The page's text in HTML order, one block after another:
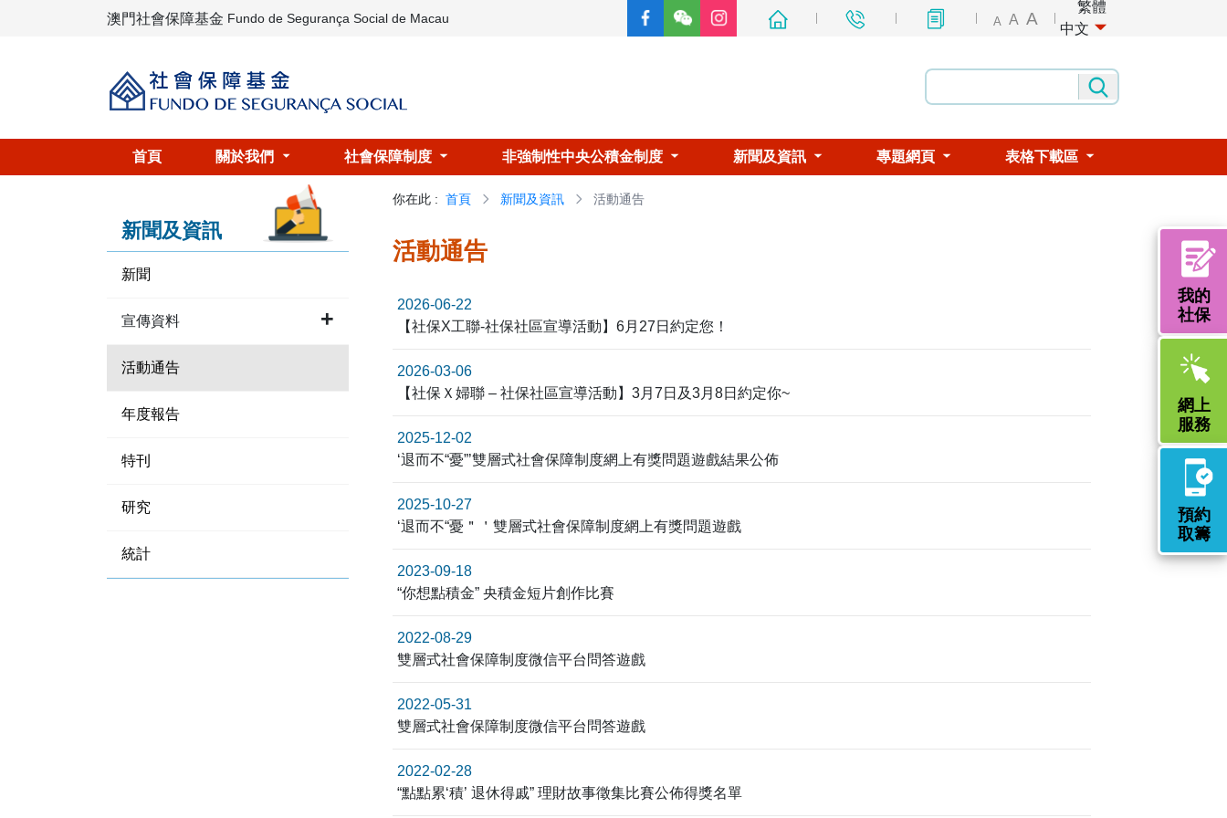
A A A
繁體
中文
澳門社會保障基金 Fundo de Segurança Social de Macau
首頁 關於我們 社會保障制度 非強制性中央公積金制度 新聞及資訊 專題網頁 表格下載區
我的
社保
網上
服務
預約
取籌
新聞及資訊
新聞
宣傳資料
活動通告
年度報告
特刊
研究
統計
你在此 : 首頁 新聞及資訊 活動通告
活動通告
2026-06-22
【社保X工聯-社保社區宣導活動】6月27日約定您！
2026-03-06
【社保Ｘ婦聯 – 社保社區宣導活動】3月7日及3月8日約定你~
2025-12-02
‘退而不“憂”’雙層式社會保障制度網上有獎問題遊戲結果公佈
2025-10-27
‘退而不“憂＂＇雙層式社會保障制度網上有獎問題遊戲
2023-09-18
“你想點積金” 央積金短片創作比賽
2022-08-29
雙層式社會保障制度微信平台問答遊戲
2022-05-31
雙層式社會保障制度微信平台問答遊戲
2022-02-28
“點點累‘積’ 退休得戚” 理財故事徵集比賽公佈得獎名單